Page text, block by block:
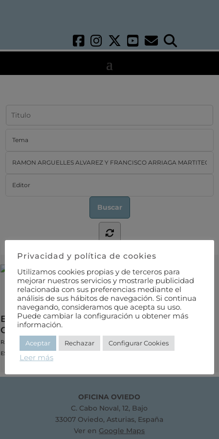
ESTRUCTURAS DE MADERA – DISEÑO Y
CALCULO.
RAMON ARGUELLES ALVAREZ Y FRANCISCO ARRIAGA MARTITEGUI
ESTRUCTURAS
OFICINA OVIEDO
C. Cabo Noval, 12, Bajo
33007 Oviedo, Asturias, España
Ver en Google Maps
Privacidad y política de cookies
Utilizamos cookies propias y de terceros para
mejorar nuestros servicios y mostrarle publicidad
relacionada con sus preferencias mediante el
análisis de sus hábitos de navegación. Si continua
navegando, consideramos que acepta su uso.
Puede cambiar la configuración u obtener más
información.
Aceptar Rechazar Configurar Cookies
Leer más